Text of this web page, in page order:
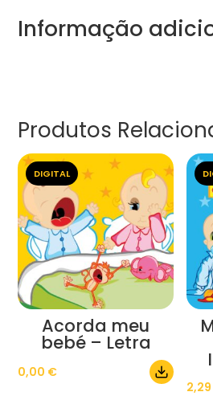
Informação
Produtos
DIGITAL
Acorda meu
bebé – Letra
0,00 €
2,29